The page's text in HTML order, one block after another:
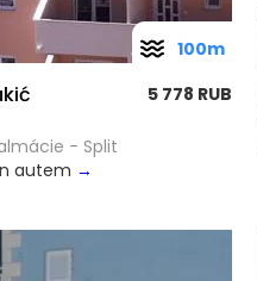
5 778 RUB
- Split
autem →
100m